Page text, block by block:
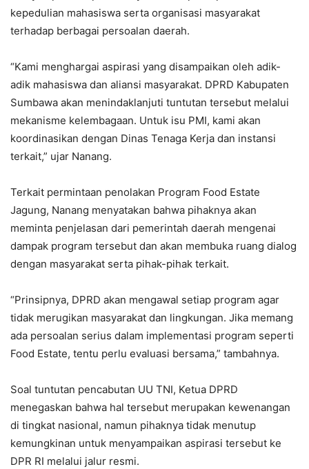
kepedulian mahasiswa serta organisasi masyarakat
terhadap berbagai persoalan daerah.
“Kami menghargai aspirasi yang disampaikan oleh adik-
adik mahasiswa dan aliansi masyarakat. DPRD Kabupaten
Sumbawa akan menindaklanjuti tuntutan tersebut melalui
mekanisme kelembagaan. Untuk isu PMI, kami akan
koordinasikan dengan Dinas Tenaga Kerja dan instansi
terkait,” ujar Nanang.
Terkait permintaan penolakan Program Food Estate
Jagung, Nanang menyatakan bahwa pihaknya akan
meminta penjelasan dari pemerintah daerah mengenai
dampak program tersebut dan akan membuka ruang dialog
dengan masyarakat serta pihak-pihak terkait.
“Prinsipnya, DPRD akan mengawal setiap program agar
tidak merugikan masyarakat dan lingkungan. Jika memang
ada persoalan serius dalam implementasi program seperti
Food Estate, tentu perlu evaluasi bersama,” tambahnya.
Soal tuntutan pencabutan UU TNI, Ketua DPRD
menegaskan bahwa hal tersebut merupakan kewenangan
di tingkat nasional, namun pihaknya tidak menutup
kemungkinan untuk menyampaikan aspirasi tersebut ke
DPR RI melalui jalur resmi.